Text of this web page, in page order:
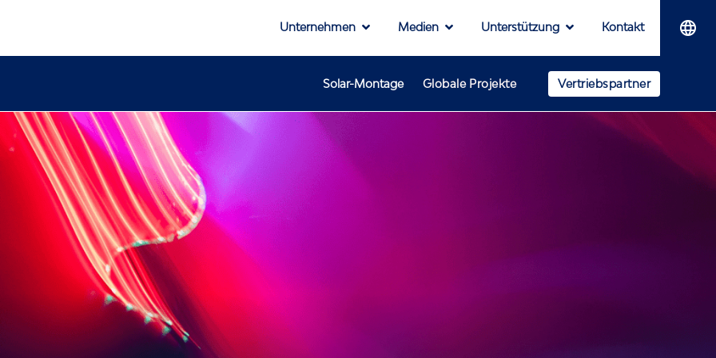
Unternehmen Medien Unterstützung Kontakt
Solar-Montage Globale Projekte Vertriebspartner